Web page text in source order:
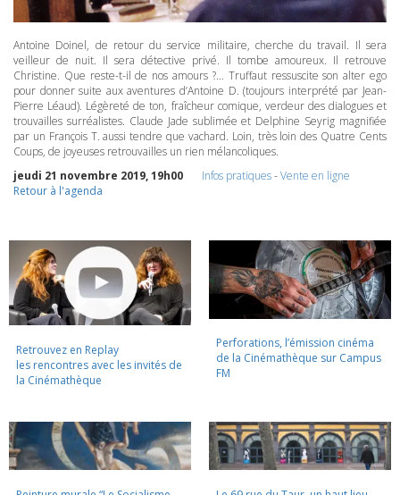
Antoine Doinel, de retour du service militaire, cherche du travail. Il sera
veilleur de nuit. Il sera détective privé. Il tombe amoureux. Il retrouve
Christine. Que reste-t-il de nos amours ?… Truffaut ressuscite son alter ego
pour donner suite aux aventures d’Antoine D. (toujours interprété par Jean-
Pierre Léaud). Légèreté de ton, fraîcheur comique, verdeur des dialogues et
trouvailles surréalistes. Claude Jade sublimée et Delphine Seyrig magnifiée
par un François T. aussi tendre que vachard. Loin, très loin des Quatre Cents
Coups, de joyeuses retrouvailles un rien mélancoliques.
jeudi 21 novembre 2019, 19h00
Infos pratiques-Vente en ligne
Retour à l'agenda
Retrouvez en Replay
les rencontres avec les invités de
la Cinémathèque
Perforations, l’émission cinéma
de la Cinémathèque sur Campus
FM